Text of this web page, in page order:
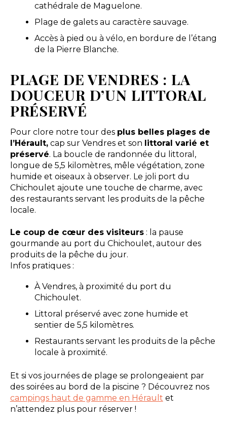
cathédrale de Maguelone.
Plage de galets au caractère sauvage.
Accès à pied ou à vélo, en bordure de l’étang
de la Pierre Blanche.
PLAGE DE VENDRES : LA
DOUCEUR D’UN LITTORAL
PRÉSERVÉ
Pour clore notre tour des plus belles plages de
l’Hérault,cap sur Vendres et son littoral varié et
préservé. La boucle de randonnée du littoral,
longue de 5,5 kilomètres, mêle végétation, zone
humide et oiseaux à observer. Le joli port du
Chichoulet ajoute une touche de charme, avec
des restaurants servant les produits de la pêche
locale.
Le coup de cœur des visiteurs: la pause
gourmande au port du Chichoulet, autour des
produits de la pêche du jour.
Infos pratiques :
À Vendres, à proximité du port du
Chichoulet.
Littoral préservé avec zone humide et
sentier de 5,5 kilomètres.
Restaurants servant les produits de la pêche
locale à proximité.
Et si vos journées de plage se prolongeaient par
des soirées au bord de la piscine ? Découvrez nos
campings haut de gamme en Hérault et
n’attendez plus pour réserver !